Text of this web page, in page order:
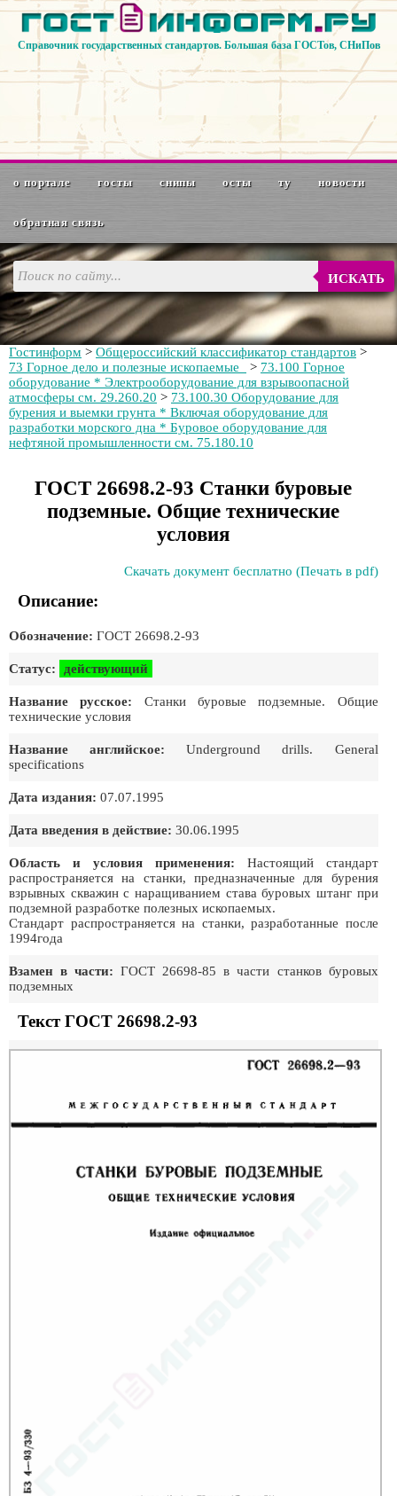
Справочник государственных стандартов. Большая база ГОСТов, СНиПов
о портале госты снипы осты ту новости
обратная связь
ИСКАТЬ
Гостинформ > Общероссийский классификатор стандартов >
73 Горное дело и полезные ископаемые
> 73.100 Горное
оборудование * Электрооборудование для взрывоопасной
атмосферы см. 29.260.20 > 73.100.30 Оборудование для
бурения и выемки грунта * Включая оборудование для
разработки морского дна * Буровое оборудование для
нефтяной промышленности см. 75.180.10
ГОСТ 26698.2-93 Станки буровые
подземные. Общие технические
условия
Скачать документ бесплатно (Печать в pdf)
Описание:
Обозначение: ГОСТ 26698.2-93
Статус: действующий
Название русское: Станки буровые подземные. Общие
технические условия
Название английское: Underground drills. General
specifications
Дата издания: 07.07.1995
Дата введения в действие: 30.06.1995
Область и условия применения: Настоящий стандарт
распространяется на станки, предназначенные для бурения
взрывных скважин с наращиванием става буровых штанг при
подземной разработке полезных ископаемых.
Стандарт распространяется на станки, разработанные после
1994года
Взамен в части: ГОСТ 26698-85 в части станков буровых
подземных
Текст ГОСТ 26698.2-93